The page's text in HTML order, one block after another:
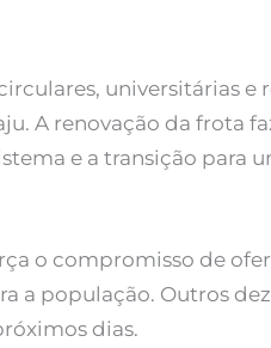
universitárias e
A renovação da frota
e a transição para
o compromisso de
a população. Outros
dias.